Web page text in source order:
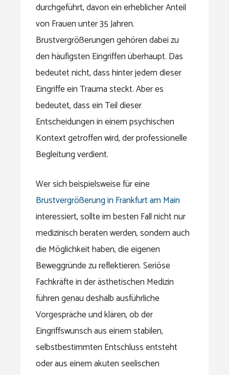
durchgeführt, davon ein erheblicher Anteil
von Frauen unter 35 Jahren.
Brustvergrößerungen gehören dabei zu
den häufigsten Eingriffen überhaupt. Das
bedeutet nicht, dass hinter jedem dieser
Eingriffe ein Trauma steckt. Aber es
bedeutet, dass ein Teil dieser
Entscheidungen in einem psychischen
Kontext getroffen wird, der professionelle
Begleitung verdient.
Wer sich beispielsweise für eine
Brustvergrößerung in Frankfurt am Main
interessiert, sollte im besten Fall nicht nur
medizinisch beraten werden, sondern auch
die Möglichkeit haben, die eigenen
Beweggründe zu reflektieren. Seriöse
Fachkräfte in der ästhetischen Medizin
führen genau deshalb ausführliche
Vorgespräche und klären, ob der
Eingriffswunsch aus einem stabilen,
selbstbestimmten Entschluss entsteht
oder aus einem akuten seelischen